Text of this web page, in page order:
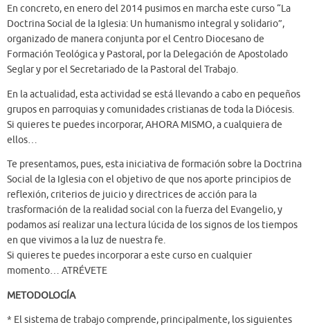
En concreto, en enero del 2014 pusimos en marcha este curso “La
Doctrina Social de la Iglesia: Un humanismo integral y solidario”,
organizado de manera conjunta por el Centro Diocesano de
Formación Teológica y Pastoral, por la Delegación de Apostolado
Seglar y por el Secretariado de la Pastoral del Trabajo.
En la actualidad, esta actividad se está llevando a cabo en pequeños
grupos en parroquias y comunidades cristianas de toda la Diócesis.
Si quieres te puedes incorporar, AHORA MISMO, a cualquiera de
ellos…
Te presentamos, pues, esta iniciativa de formación sobre la Doctrina
Social de la Iglesia con el objetivo de que nos aporte principios de
reflexión, criterios de juicio y directrices de acción para la
trasformación de la realidad social con la fuerza del Evangelio, y
podamos así realizar una lectura lúcida de los signos de los tiempos
en que vivimos a la luz de nuestra fe.
Si quieres te puedes incorporar a este curso en cualquier
momento… ATRÉVETE
METODOLOGÍA
* El sistema de trabajo comprende, principalmente, los siguientes